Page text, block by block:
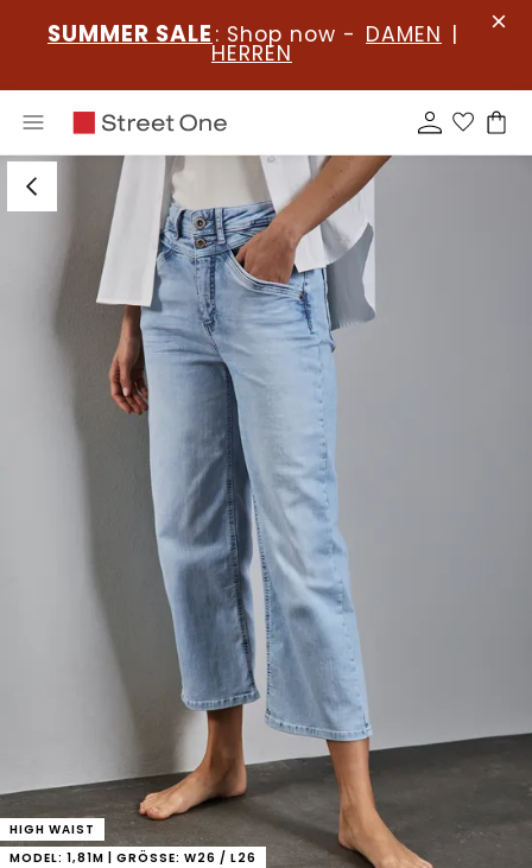
SUMMER SALE : Shop now - DAMEN |
HERREN
HIGH WAIST
MODEL: 1,81M | GRÖSSE: W26 / L26